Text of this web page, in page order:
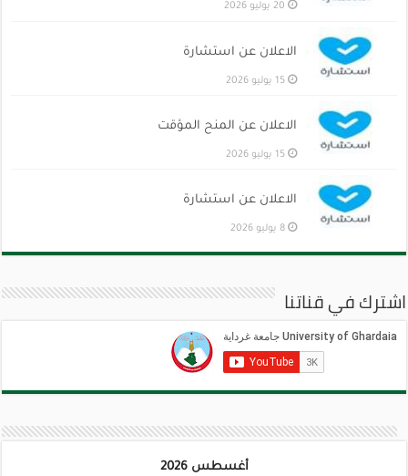
20 يوليو 2026
الاعلان عن استشارة
15 يوليو 2026
الاعلان عن المنح المؤقت
15 يوليو 2026
الاعلان عن استشارة
8 يوليو 2026
اشترك في قناتنا
أغسطس 2026